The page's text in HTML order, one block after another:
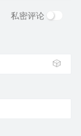
私密评论
🎲